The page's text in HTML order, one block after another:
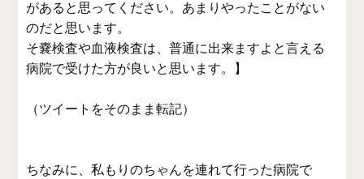
があると思ってください。あまりやったことがない
のだと思います。
そ嚢検査や血液検査は、普通に出来ますよと言える
病院で受けた方が良いと思います。】
（ツイートをそのまま転記）
ちなみに、私もりのちゃんを連れて行った病院で